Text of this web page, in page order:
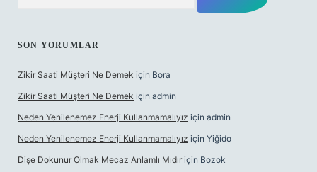
SON YORUMLAR
Zikir Saati Müşteri Ne Demek için Bora
Zikir Saati Müşteri Ne Demek için admin
Neden Yenilenemez Enerji Kullanmamalıyız için admin
Neden Yenilenemez Enerji Kullanmamalıyız için Yiğido
Dişe Dokunur Olmak Mecaz Anlamlı Mıdır için Bozok